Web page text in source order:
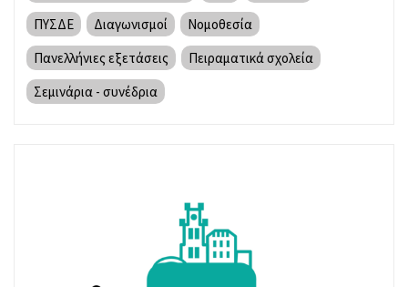
ΠΥΣΔΕ
Διαγωνισμοί
Νομοθεσία
Πανελλήνιες εξετάσεις
Πειραματικά σχολεία
Σεμινάρια - συνέδρια